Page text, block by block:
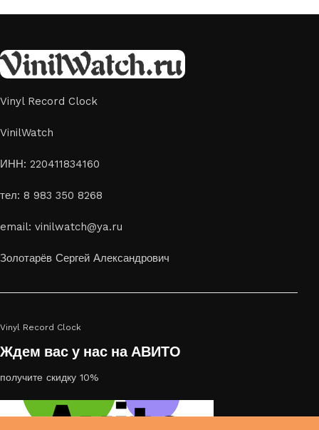
Vinyl Record Clock
VinilWatch
ИНН: 220411834160
тел: 8 983 350 8268
email: vinilwatch@ya.ru
Золотарёв Сергей Александрович
Vinyl Record Clock
Ждем вас у нас на АВИТО
получите скидку 10%